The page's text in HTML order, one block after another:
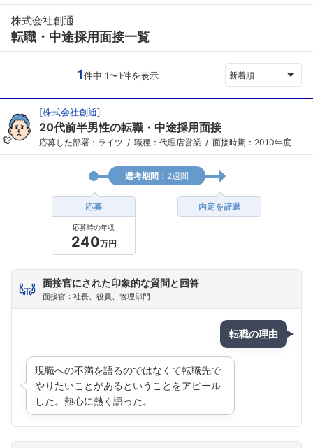
株式会社創通
転職・中途採用面接一覧
1件中 1〜1件を表示 新着順
[株式会社創通]
20代前半男性の転職・中途採用面接
応募した部署：ライツ 職種：代理店営業 面接時期：2010年度
選考期間： 2週間
応募
応募時の年収
240万円
内定を辞退
面接官にされた印象的な質問と回答
面接官：社長、役員、管理部門
転職の理由
現職への不満を語るのではなくて転職先で
やりたいことがあるということをアピール
した。熱心に熱く語った。